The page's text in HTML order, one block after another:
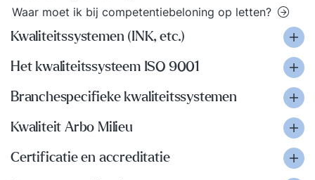
Waar moet ik bij competentiebeloning op letten?
Kwaliteitssystemen (INK, etc.)
Het kwaliteitssysteem ISO 9001
Branchespecifieke kwaliteitssystemen
Kwaliteit Arbo Milieu
Certificatie en accreditatie